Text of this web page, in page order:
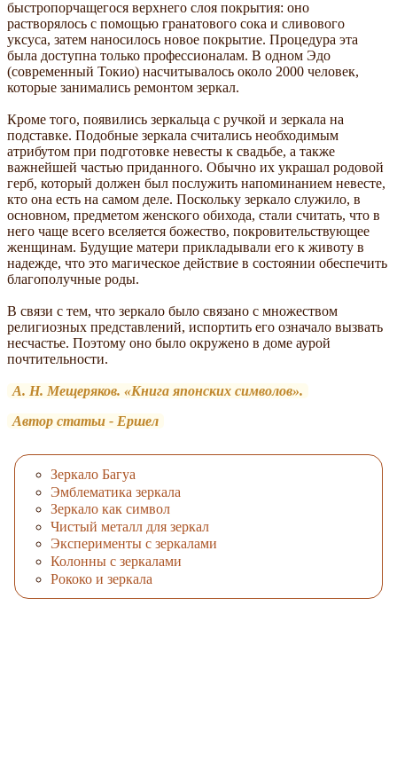
быстропорчащегося верхнего слоя покрытия: оно
растворялось с помощью гранатового сока и сливового
уксуса, затем наносилось новое покрытие. Процедура эта
была доступна только профессионалам. В одном Эдо
(современный Токио) насчитывалось около 2000 человек,
которые занимались ремонтом зеркал.
Кроме того, появились зеркальца с ручкой и зеркала на
подставке. Подобные зеркала считались необходимым
атрибутом при подготовке невесты к свадьбе, а также
важнейшей частью приданного. Обычно их украшал родовой
герб, который должен был послужить напоминанием невесте,
кто она есть на самом деле. Поскольку зеркало служило, в
основном, предметом женского обихода, стали считать, что в
него чаще всего вселяется божество, покровительствующее
женщинам. Будущие матери прикладывали его к животу в
надежде, что это магическое действие в состоянии обеспечить
благополучные роды.
В связи с тем, что зеркало было связано с множеством
религиозных представлений, испортить его означало вызвать
несчастье. Поэтому оно было окружено в доме аурой
почтительности.
А. Н. Мещеряков. «Книга японских символов».
Автор статьи - Ершел
Зеркало Багуа
Эмблематика зеркала
Зеркало как символ
Чистый металл для зеркал
Эксперименты с зеркалами
Колонны с зеркалами
Рококо и зеркала